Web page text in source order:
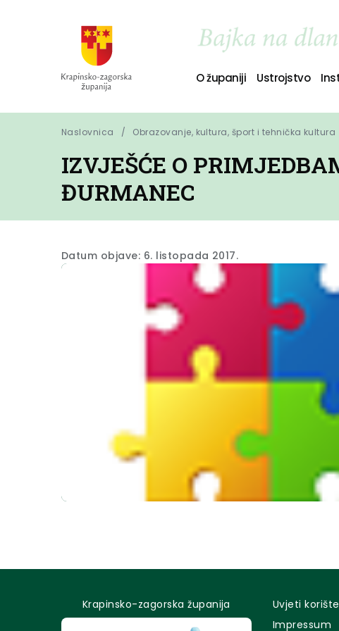
O županiji Ustrojstvo
Naslovnica Obrazovanje, kultura, šport i tehnička kultura
IZVJEŠĆE O
ĐURMANEC
Datum objave: 6. listopada 2017.
Krapinsko-zagorska županija
Uvjeti
Impressum